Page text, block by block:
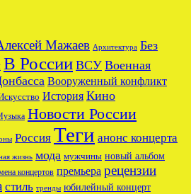
Мажаев Архитектура Без
В России ВСУ Военная
Вооруженный конфликт
История Кино
Новости России
Россия Теги анонс концерта
жизнь мода мужчины новый альбом
концертов премьера рецензии
стиль тренды юбилейный концерт